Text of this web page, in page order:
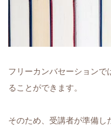
フリーカンバセーションで
ることができます。
そのため、受講者が準備し